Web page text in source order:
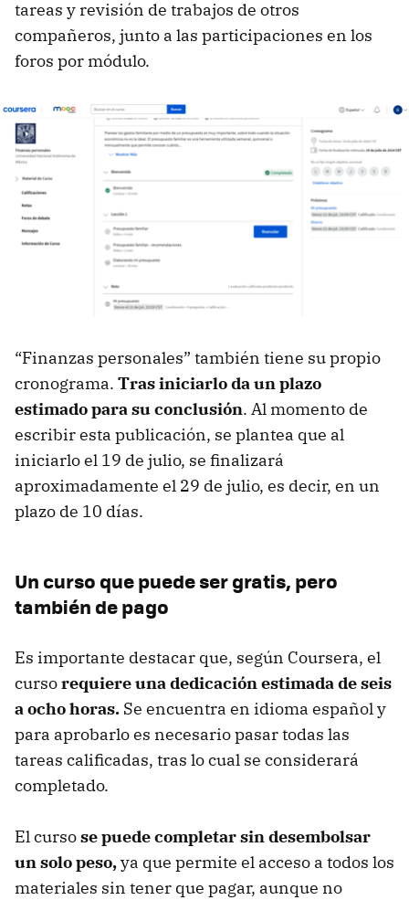
tareas y revisión de trabajos de otros
compañeros, junto a las participaciones en los
foros por módulo.
“Finanzas personales” también tiene su propio
cronograma. Tras iniciarlo da un plazo
estimado para su conclusión. Al momento de
escribir esta publicación, se plantea que al
iniciarlo el 19 de julio, se finalizará
aproximadamente el 29 de julio, es decir, en un
plazo de 10 días.
Un curso que puede ser gratis, pero
también de pago
Es importante destacar que, según Coursera, el
cursorequiere una dedicación estimada de seis
a ocho horas. Se encuentra en idioma español y
para aprobarlo es necesario pasar todas las
tareas calificadas, tras lo cual se considerará
completado.
El cursose puede completar sin desembolsar
un solo peso,ya que permite el acceso a todos los
materiales sin tener que pagar, aunque no